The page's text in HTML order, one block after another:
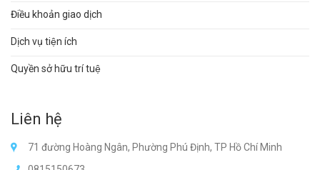
Điều khoản giao dịch
Dịch vụ tiện ích
Quyền sở hữu trí tuệ
Liên hệ
71 đường Hoàng Ngân, Phường Phú Định, TP Hồ Chí Minh